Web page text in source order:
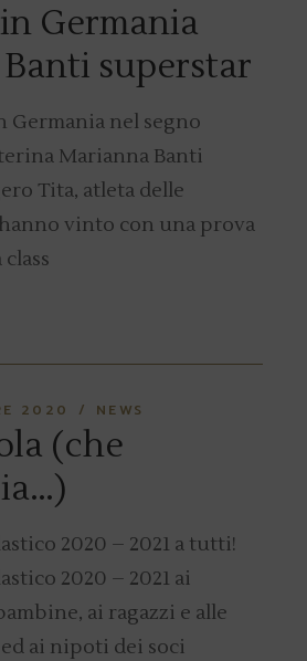
Germania
superstar
Germania nel segno
Marianna Banti
Tita, atleta delle
vinto con una prova
2020 NEWS
(che
2020 – 2021 a tutti!
2020 – 2021 ai
ai ragazzi e alle
ai nipoti dei soci